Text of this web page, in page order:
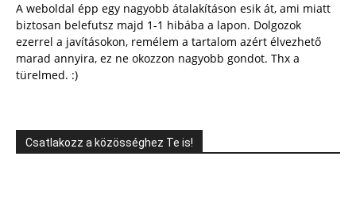
A weboldal épp egy nagyobb átalakításon esik át, ami miatt
biztosan belefutsz majd 1-1 hibába a lapon. Dolgozok
ezerrel a javításokon, remélem a tartalom azért élvezhető
marad annyira, ez ne okozzon nagyobb gondot. Thx a
türelmed. :)
Csatlakozz a közösséghez Te is!